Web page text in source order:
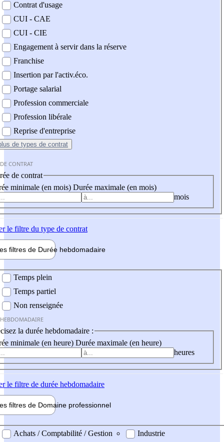
Contrat d'usage
CUI - CAE
CUI - CIE
Engagement à servir dans la réserve
Franchise
Insertion par l'activ.éco.
Portage salarial
Profession commerciale
Profession libérale
Reprise d'entreprise
de types de contrat
CONTRAT
de contrat
minimale (en mois) Durée maximale (en mois)
mois
le filtre du type de contrat
filtres de Durée hebdomadaire
Temps plein
Temps partiel
Non renseignée
la durée hebdomadaire :
minimale (en heure) Durée maximale (en heure)
heures
le filtre de durée hebdomadaire
filtres de Domaine professionnel
professionel
Achats / Comptabilité / Gestion
Industrie